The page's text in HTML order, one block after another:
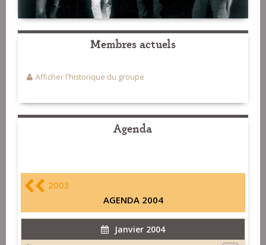
Membres actuels
Afficher l'historique du groupe
Agenda
2003
AGENDA 2004
Janvier 2004